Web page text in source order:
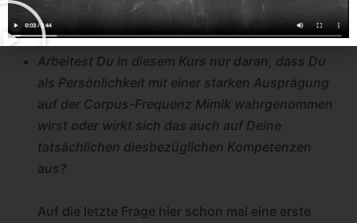
selbst in Deiner Mimik zeigen und was bringt
das?
Arbeitest Du in diesem Kurs nur daran, dass Du
als Persönlichkeit mit einer starken Ausprägung
auf der Corpus-Frequenz Mimik wahrgenommen
wirst oder wirkt sich das auch auf Deine
tatsächlichen diesbezüglichen Kompetenzen
aus?
Auf die letzte Frage hier schon mal eine erste